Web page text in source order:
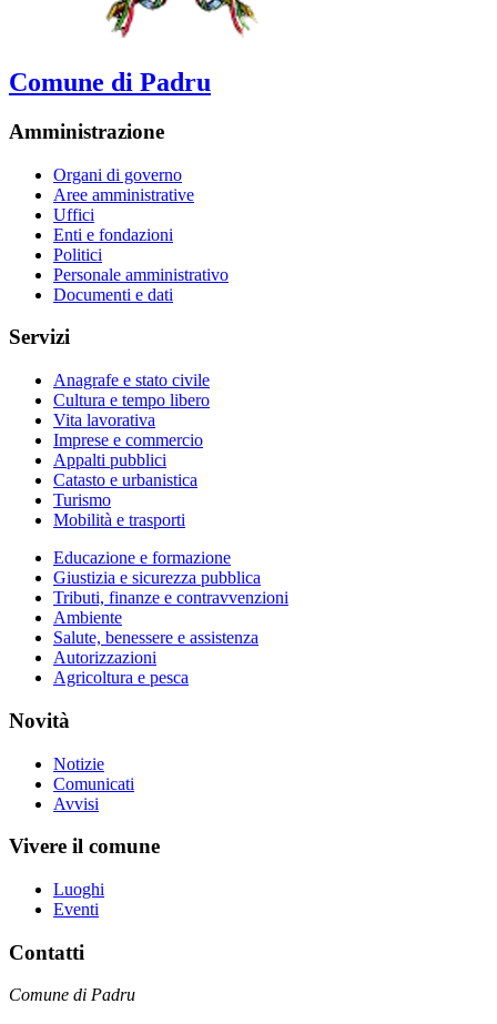
Comune di Padru
Amministrazione
Organi di governo
Aree amministrative
Uffici
Enti e fondazioni
Politici
Personale amministrativo
Documenti e dati
Servizi
Anagrafe e stato civile
Cultura e tempo libero
Vita lavorativa
Imprese e commercio
Appalti pubblici
Catasto e urbanistica
Turismo
Mobilità e trasporti
Educazione e formazione
Giustizia e sicurezza pubblica
Tributi, finanze e contravvenzioni
Ambiente
Salute, benessere e assistenza
Autorizzazioni
Agricoltura e pesca
Novità
Notizie
Comunicati
Avvisi
Vivere il comune
Luoghi
Eventi
Contatti
Comune di Padru